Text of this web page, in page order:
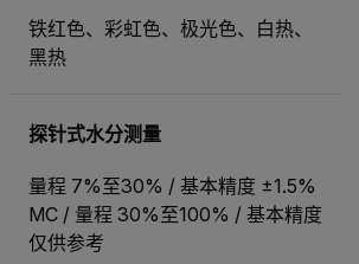
铁红色、彩虹色、极光色、白热、
黑热
探针式水分测量
量程 7%至30% / 基本精度 ±1.5%
MC / 量程 30%至100% / 基本精度
仅供参考